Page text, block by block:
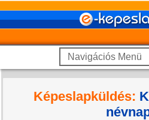
Képeslapküldés: